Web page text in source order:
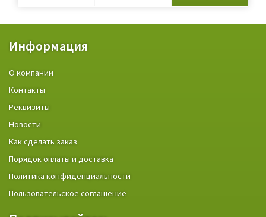
Информация
О компании
Контакты
Реквизиты
Новости
Как сделать заказ
Порядок оплаты и доставка
Политика конфиденциальности
Пользовательское соглашение